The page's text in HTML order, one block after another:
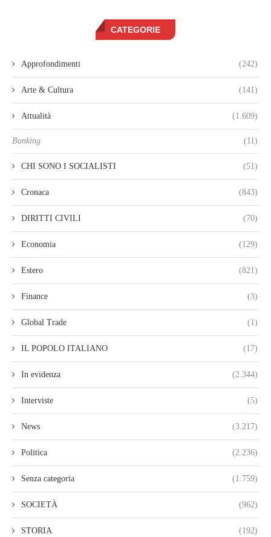
CATEGORIE
Approfondimenti (242)
Arte & Cultura (141)
Attualità (1.609)
Banking (11)
CHI SONO I SOCIALISTI (51)
Cronaca (843)
DIRITTI CIVILI (70)
Economia (129)
Estero (821)
Finance (3)
Global Trade (1)
IL POPOLO ITALIANO (17)
In evidenza (2.344)
Interviste (5)
News (3.217)
Politica (2.236)
Senza categoria (1.759)
SOCIETÀ (962)
STORIA (192)